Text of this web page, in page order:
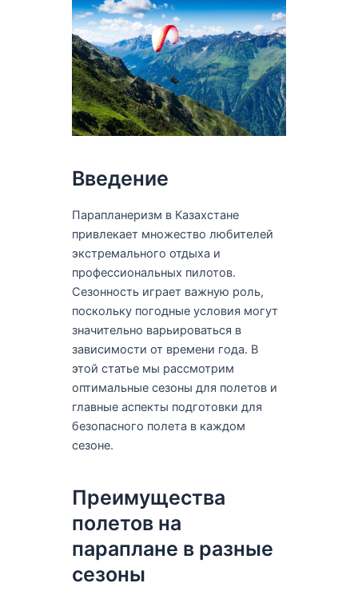
Введение
Парапланеризм в Казахстане
привлекает множество любителей
экстремального отдыха и
профессиональных пилотов.
Сезонность играет важную роль,
поскольку погодные условия могут
значительно варьироваться в
зависимости от времени года. В
этой статье мы рассмотрим
оптимальные сезоны для полетов и
главные аспекты подготовки для
безопасного полета в каждом
сезоне.
Преимущества
полетов на
параплане в разные
сезоны